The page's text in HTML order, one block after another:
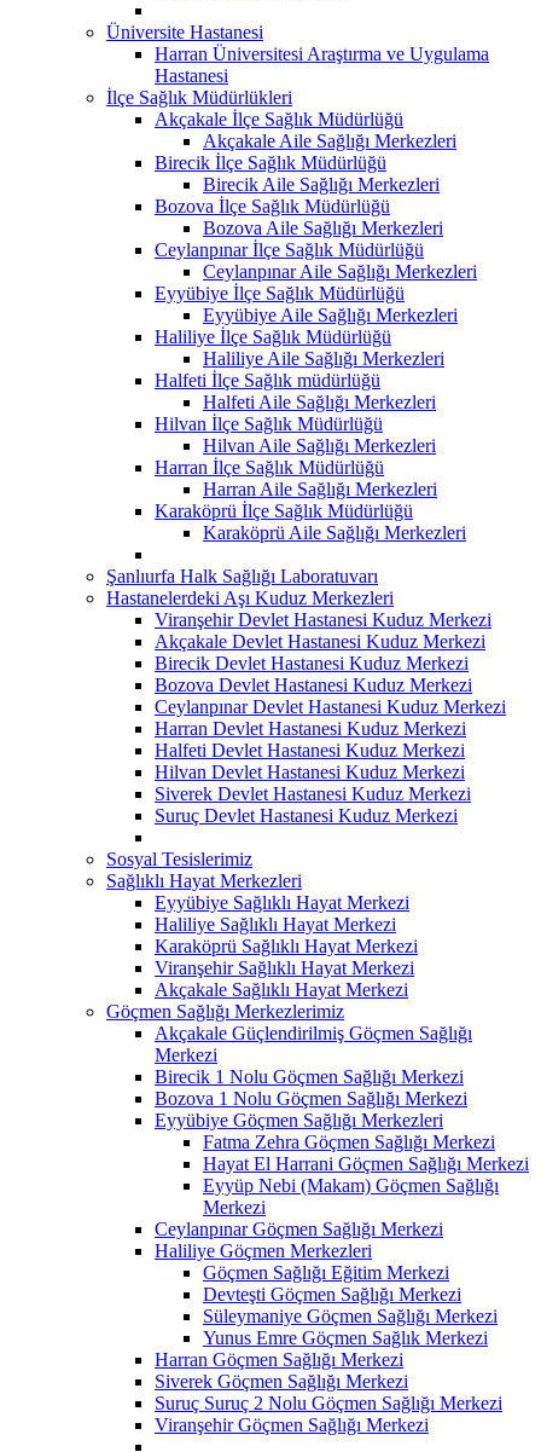
Üniversite Hastanesi
Harran Üniversitesi Araştırma ve Uygulama
Hastanesi
İlçe Sağlık Müdürlükleri
Akçakale İlçe Sağlık Müdürlüğü
Akçakale Aile Sağlığı Merkezleri
Birecik İlçe Sağlık Müdürlüğü
Birecik Aile Sağlığı Merkezleri
Bozova İlçe Sağlık Müdürlüğü
Bozova Aile Sağlığı Merkezleri
Ceylanpınar İlçe Sağlık Müdürlüğü
Ceylanpınar Aile Sağlığı Merkezleri
Eyyübiye İlçe Sağlık Müdürlüğü
Eyyübiye Aile Sağlığı Merkezleri
Haliliye İlçe Sağlık Müdürlüğü
Haliliye Aile Sağlığı Merkezleri
Halfeti İlçe Sağlık müdürlüğü
Halfeti Aile Sağlığı Merkezleri
Hilvan İlçe Sağlık Müdürlüğü
Hilvan Aile Sağlığı Merkezleri
Harran İlçe Sağlık Müdürlüğü
Harran Aile Sağlığı Merkezleri
Karaköprü İlçe Sağlık Müdürlüğü
Karaköprü Aile Sağlığı Merkezleri
Şanlıurfa Halk Sağlığı Laboratuvarı
Hastanelerdeki Aşı Kuduz Merkezleri
Viranşehir Devlet Hastanesi Kuduz Merkezi
Akçakale Devlet Hastanesi Kuduz Merkezi
Birecik Devlet Hastanesi Kuduz Merkezi
Bozova Devlet Hastanesi Kuduz Merkezi
Ceylanpınar Devlet Hastanesi Kuduz Merkezi
Harran Devlet Hastanesi Kuduz Merkezi
Halfeti Devlet Hastanesi Kuduz Merkezi
Hilvan Devlet Hastanesi Kuduz Merkezi
Siverek Devlet Hastanesi Kuduz Merkezi
Suruç Devlet Hastanesi Kuduz Merkezi
Sosyal Tesislerimiz
Sağlıklı Hayat Merkezleri
Eyyübiye Sağlıklı Hayat Merkezi
Haliliye Sağlıklı Hayat Merkezi
Karaköprü Sağlıklı Hayat Merkezi
Viranşehir Sağlıklı Hayat Merkezi
Akçakale Sağlıklı Hayat Merkezi
Göçmen Sağlığı Merkezlerimiz
Akçakale Güçlendirilmiş Göçmen Sağlığı
Merkezi
Birecik 1 Nolu Göçmen Sağlığı Merkezi
Bozova 1 Nolu Göçmen Sağlığı Merkezi
Eyyübiye Göçmen Sağlığı Merkezleri
Fatma Zehra Göçmen Sağlığı Merkezi
Hayat El Harrani Göçmen Sağlığı Merkezi
Eyyüp Nebi (Makam) Göçmen Sağlığı
Merkezi
Ceylanpınar Göçmen Sağlığı Merkezi
Haliliye Göçmen Merkezleri
Göçmen Sağlığı Eğitim Merkezi
Devteşti Göçmen Sağlığı Merkezi
Süleymaniye Göçmen Sağlığı Merkezi
Yunus Emre Göçmen Sağlık Merkezi
Harran Göçmen Sağlığı Merkezi
Siverek Göçmen Sağlığı Merkezi
Suruç Suruç 2 Nolu Göçmen Sağlığı Merkezi
Viranşehir Göçmen Sağlığı Merkezi